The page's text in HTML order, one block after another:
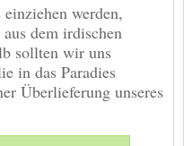
werden,
dem irdischen
sollten wir uns
in das Paradies
Überlieferung unseres